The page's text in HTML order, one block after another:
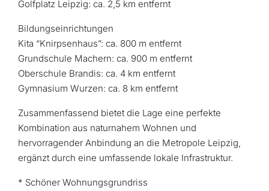
Golfplatz Leipzig: ca. 2,5 km entfernt​
Bildungseinrichtungen
Kita “Knirpsenhaus”: ca. 800 m entfernt​
Grundschule Machern: ca. 900 m entfernt​
Oberschule Brandis: ca. 4 km entfernt​
Gymnasium Wurzen: ca. 8 km entfernt​
Zusammenfassend bietet die Lage eine perfekte
Kombination aus naturnahem Wohnen und
hervorragender Anbindung an die Metropole Leipzig,
ergänzt durch eine umfassende lokale Infrastruktur.
* Schöner Wohnungsgrundriss